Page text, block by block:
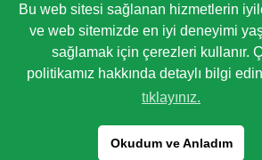
Bu web sitesi sağlanan hizmetlerin
ve web sitemizde en iyi deneyimi
sağlamak için çerezleri kullanır.
politikamız hakkında detaylı bilgi
tıklayınız.
Okudum ve Anladım
KURUMSAL
• Yöneticilerimiz
• Planlar
• Programlar
• İş Birliği